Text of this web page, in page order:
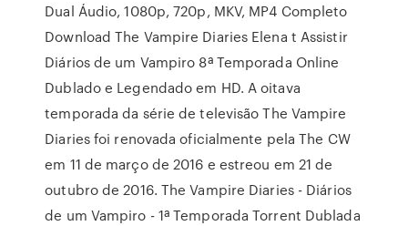
Dual Áudio, 1080p, 720p, MKV, MP4 Completo
Download The Vampire Diaries Elena t Assistir
Diários de um Vampiro 8ª Temporada Online
Dublado e Legendado em HD. A oitava
temporada da série de televisão The Vampire
Diaries foi renovada oficialmente pela The CW
em 11 de março de 2016 e estreou em 21 de
outubro de 2016. The Vampire Diaries - Diários
de um Vampiro - 1ª Temporada Torrent Dublada